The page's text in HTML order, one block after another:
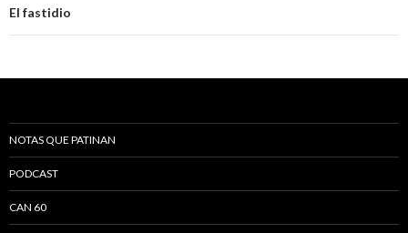
El fastidio
NOTAS QUE PATINAN
PODCAST
CAN 60